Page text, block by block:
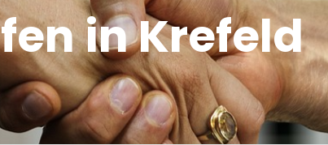
in Krefeld